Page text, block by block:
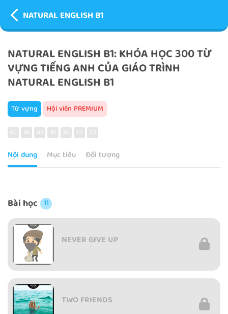
NATURAL ENGLISH B1
NATURAL ENGLISH B1: KHÓA HỌC 300 TỪ
VỰNG TIẾNG ANH CỦA GIÁO TRÌNH
NATURAL ENGLISH B1
Từ vựng Hội viên PREMIUM
A0 A1 A2 B1 B2 C1 C2
Nội dung Mục tiêu Đối tượng
Bài học 11
NEVER GIVE UP
TWO FRIENDS